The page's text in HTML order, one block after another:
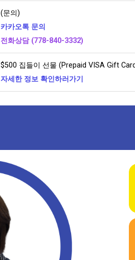
(문의)
카카오톡 문의
전화상담 (778-840-3332)
$500 집들이 선물 (Prepaid VISA Gift
자세한 정보 확인하러가기